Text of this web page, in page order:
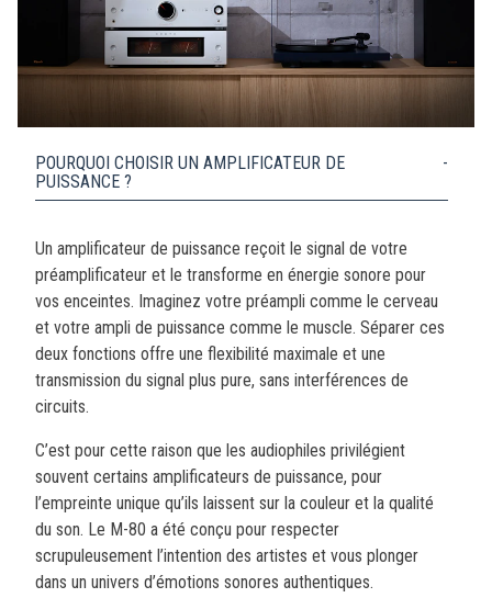
POURQUOI CHOISIR UN AMPLIFICATEUR DE
PUISSANCE ?
Un amplificateur de puissance reçoit le signal de votre
préamplificateur et le transforme en énergie sonore pour
vos enceintes. Imaginez votre préampli comme le cerveau
et votre ampli de puissance comme le muscle. Séparer ces
deux fonctions offre une flexibilité maximale et une
transmission du signal plus pure, sans interférences de
circuits.
C’est pour cette raison que les audiophiles privilégient
souvent certains amplificateurs de puissance, pour
l’empreinte unique qu’ils laissent sur la couleur et la qualité
du son. Le M-80 a été conçu pour respecter
scrupuleusement l’intention des artistes et vous plonger
dans un univers d’émotions sonores authentiques.